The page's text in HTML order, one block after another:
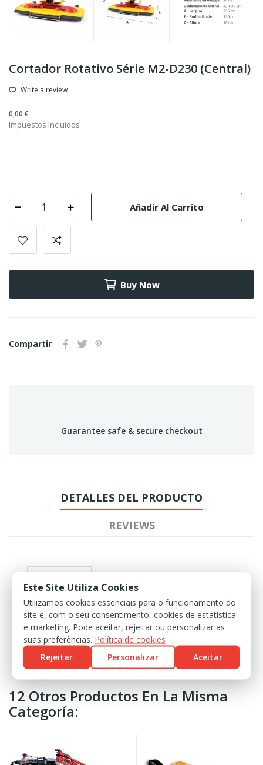
Cortador Rotativo Série M2-D230 (Central)
Write a review
0,00 €
Impuestos incluidos
Añadir Al Carrito
Buy Now
Compartir
Guarantee safe & secure checkout
DETALLES DEL PRODUCTO
REVIEWS
12 Otros Productos En La Misma
Categoría:
Este Site Utiliza Cookies
Utilizamos cookies essenciais para o funcionamento do
site e, com o seu consentimento, cookies de estatística
e marketing. Pode aceitar, rejeitar ou personalizar as
suas preferências. Política de cookies
Rejeitar
Personalizar Aceitar